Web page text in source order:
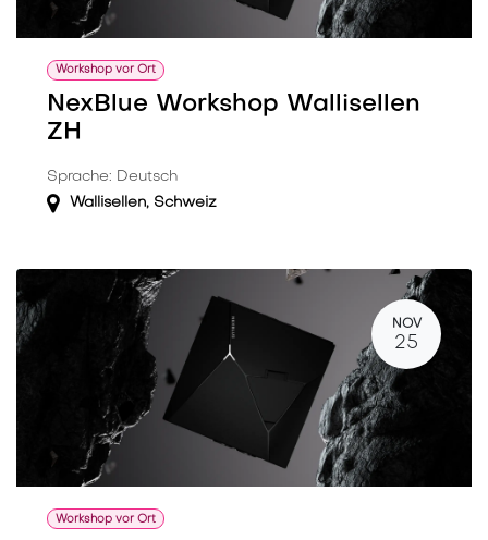
Workshop vor Ort
NexBlue Workshop Wallisellen
ZH
Sprache: Deutsch
Wallisellen, Schweiz
NOV
25
Workshop vor Ort